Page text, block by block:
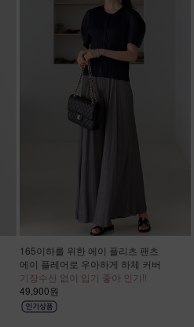
165이하를 위한 에이 플리츠 팬츠
에이 플레어로 우아하게 하체 커버
기장수선 없이 입기 좋아 인기!!
49,900원